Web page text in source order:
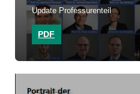
Update Professurenteil
PDF